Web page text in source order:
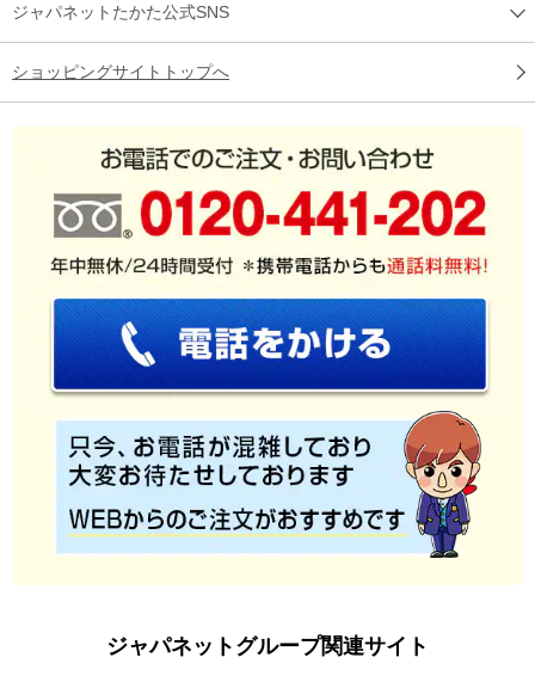
ジャパネットたかた公式SNS
ショッピングサイトトップへ
ジャパネットグループ関連サイト